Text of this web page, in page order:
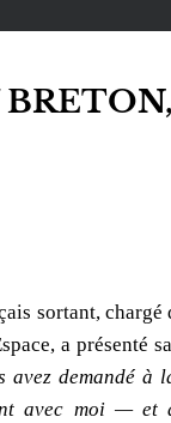
sortant,
a présenté
avez demandé
avec moi —